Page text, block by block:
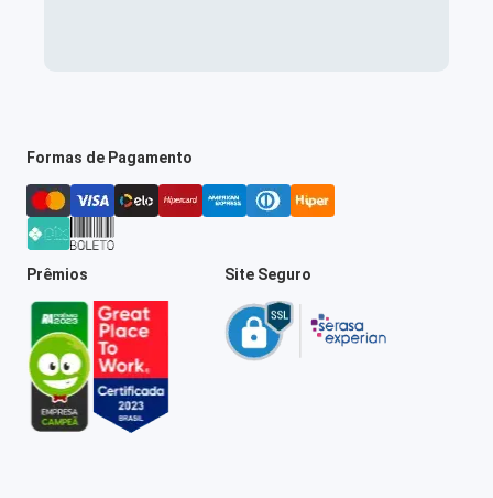
Formas de Pagamento
Prêmios Site Seguro